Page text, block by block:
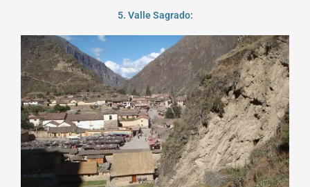
5. Valle Sagrado: